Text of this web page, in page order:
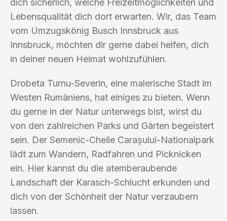
dich sicherlich, welche Freizeitmöglichkeiten und
Lebensqualität dich dort erwarten. Wir, das Team
vom Umzugskönig Busch Innsbruck aus
Innsbruck, möchten dir gerne dabei helfen, dich
in deiner neuen Heimat wohlzufühlen.
Drobeta Turnu-Severin, eine malerische Stadt im
Westen Rumäniens, hat einiges zu bieten. Wenn
du gerne in der Natur unterwegs bist, wirst du
von den zahlreichen Parks und Gärten begeistert
sein. Der Semenic-Cheile Carașului-Nationalpark
lädt zum Wandern, Radfahren und Picknicken
ein. Hier kannst du die atemberaubende
Landschaft der Karasch-Schlucht erkunden und
dich von der Schönheit der Natur verzaubern
lassen.